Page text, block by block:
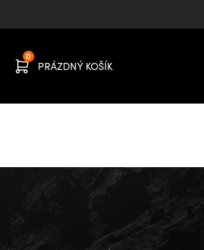
PRÁZDNÝ KOŠÍK